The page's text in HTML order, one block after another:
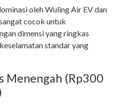
oleh Wuling Air EV dan
cocok untuk
dimensi yang ringkas
standar yang
Menengah (Rp300